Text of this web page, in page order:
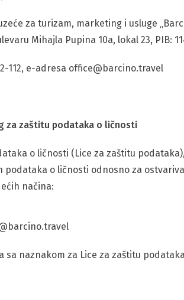
za turizam, marketing i usluge
Mihajla Pupina 10a, lokal 23, PIB:
112, e-adresa office@barcino.travel
za zaštitu podataka o ličnosti
o ličnosti (Lice za zaštitu
podataka o ličnosti odnosno za
načina:
sa naznakom za Lice za zaštitu